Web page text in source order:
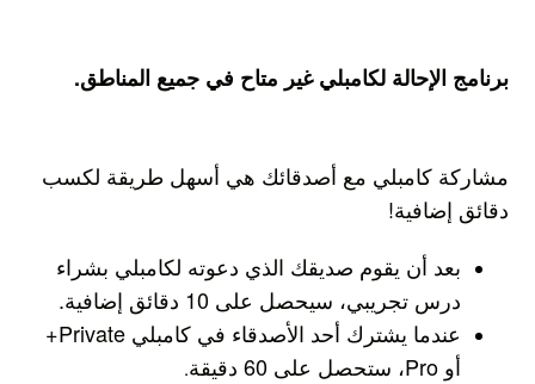
برنامج الإحالة لكامبلي غير متاح في جميع المناطق.
مشاركة كامبلي مع أصدقائك هي أسهل طريقة لكسب
دقائق إضافية!
بعد أن يقوم صديقك الذي دعوته لكامبلي بشراء
درس تجريبي، سيحصل على 10 دقائق إضافية.
عندما يشترك أحد الأصدقاء في كامبلي Private+
أو Pro، ستحصل على 60 دقيقة
.